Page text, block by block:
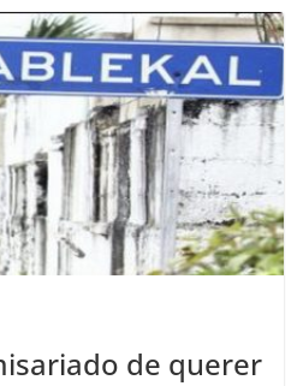
de querer